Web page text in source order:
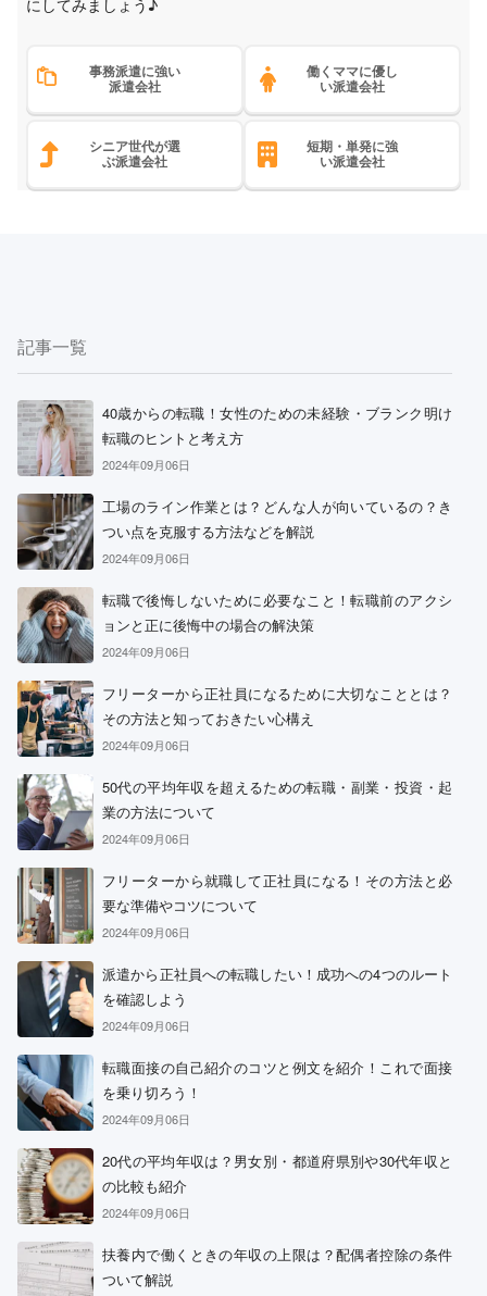
にしてみましょう♪
事務派遣に強い
派遣会社
働くママに優し
い派遣会社
シニア世代が選
ぶ派遣会社
短期・単発に強
い派遣会社
記事一覧
40歳からの転職！女性のための未経験・ブランク明け
転職のヒントと考え方
2024年09月06日
工場のライン作業とは？どんな人が向いているの？き
つい点を克服する方法などを解説
2024年09月06日
転職で後悔しないために必要なこと！転職前のアクシ
ョンと正に後悔中の場合の解決策
2024年09月06日
フリーターから正社員になるために大切なこととは？
その方法と知っておきたい心構え
2024年09月06日
50代の平均年収を超えるための転職・副業・投資・起
業の方法について
2024年09月06日
フリーターから就職して正社員になる！その方法と必
要な準備やコツについて
2024年09月06日
派遣から正社員への転職したい！成功への4つのルート
を確認しよう
2024年09月06日
転職面接の自己紹介のコツと例文を紹介！これで面接
を乗り切ろう！
2024年09月06日
20代の平均年収は？男女別・都道府県別や30代年収と
の比較も紹介
2024年09月06日
扶養内で働くときの年収の上限は？配偶者控除の条件
ついて解説